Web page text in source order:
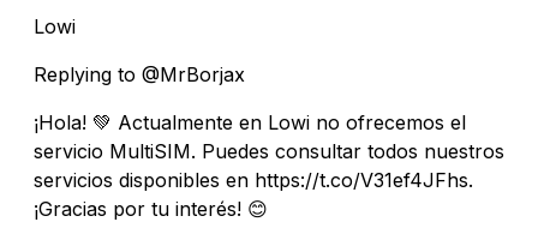
Lowi
Replying to @MrBorjax
¡Hola! 💚 Actualmente en Lowi no ofrecemos el
servicio MultiSIM. Puedes consultar todos nuestros
servicios disponibles en https://t.co/V31ef4JFhs.
¡Gracias por tu interés! 😊